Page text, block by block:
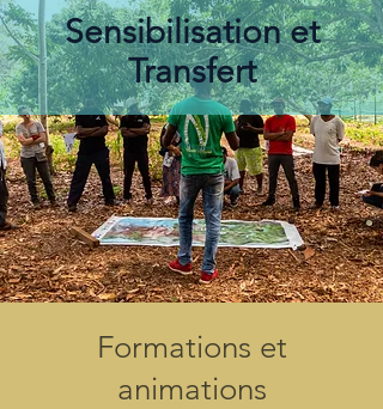
Sensibilisation et
Transfert
Formations et
animations